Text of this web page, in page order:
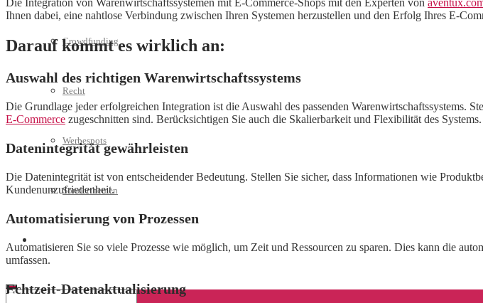
Crowdfunding
Recht
Werbespots
Sonderthemen
Die Integration von Warenwirtschaftssystemen mit E-Commerce-Shops mit den Experten von
Ihnen dabei, eine nahtlose Verbindung zwischen Ihren Systemen herzustellen und den Erfolg Ihres E-
Darauf kommt es wirklich an:
Auswahl des richtigen Warenwirtschaftssystems
Die Grundlage jeder erfolgreichen Integration ist die Auswahl des passenden Warenwirtschaftssystems.
E-Commerce zugeschnitten sind. Berücksichtigen Sie auch die Skalierbarkeit und Flexibilität des Systems.
Datenintegrität gewährleisten
Die Datenintegrität ist von entscheidender Bedeutung. Stellen Sie sicher, dass Informationen wie
Kundenunzufriedenheit.
Automatisierung von Prozessen
Automatisieren Sie so viele Prozesse wie möglich, um Zeit und Ressourcen zu sparen. Dies kann die
umfassen.
Echtzeit-Datenaktualisierung